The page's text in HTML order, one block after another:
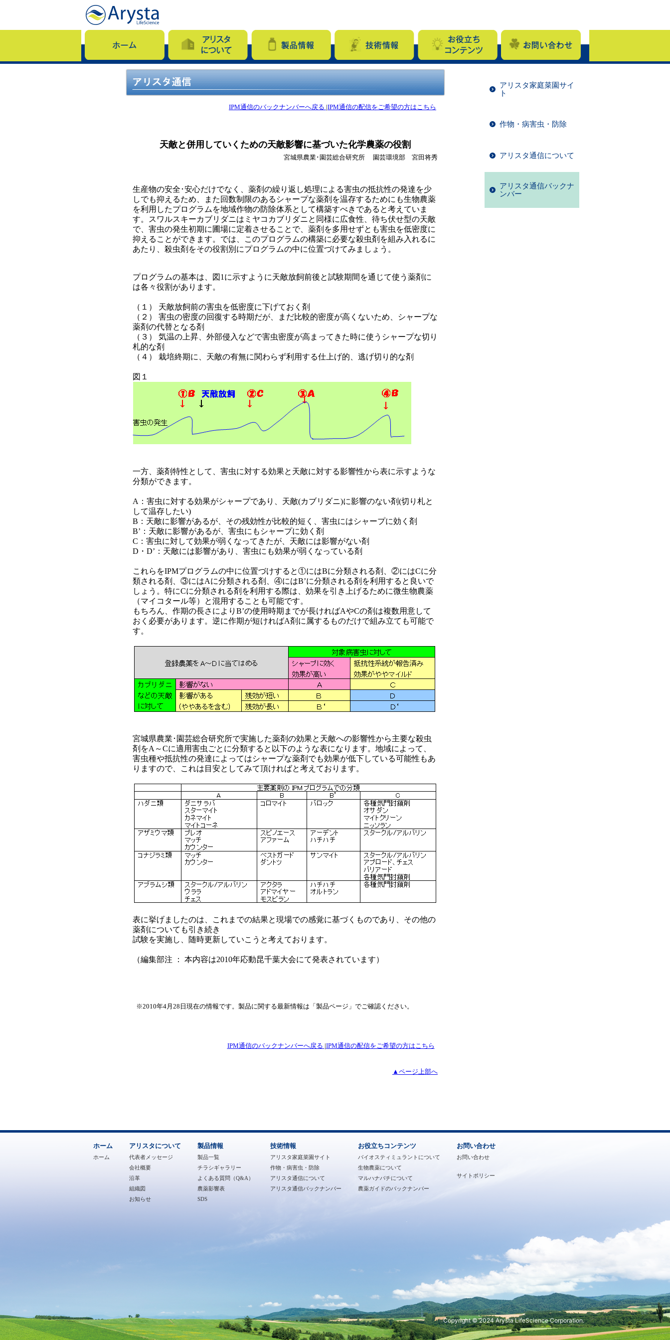
IPM通信のバックナンバーへ戻る |IPM通信の配信をご希望の方はこちら
天敵と併用していくための天敵影響に基づいた化学農薬の役割
宮城県農業･園芸総合研究所 園芸環境部 宮田将秀
生産物の安全･安心だけでなく、薬剤の繰り返し処理による害虫の抵抗性の発達を少
しでも抑えるため、また回数制限のあるシャープな薬剤を温存するためにも生物農薬
を利用したプログラムを地域作物の防除体系として構築すべきであると考えていま
す。スワルスキーカブリダニはミヤコカブリダニと同様に広食性、待ち伏せ型の天敵
で、害虫の発生初期に圃場に定着させることで、薬剤を多用せずとも害虫を低密度に
抑えることができます。では、このプログラムの構築に必要な殺虫剤を組み入れるに
あたり、殺虫剤をその役割別にプログラムの中に位置づけてみましょう。
プログラムの基本は、図1に示すように天敵放飼前後と試験期間を通じて使う薬剤に
は各々役割があります。
（１） 天敵放飼前の害虫を低密度に下げておく剤
（２） 害虫の密度の回復する時期だが、まだ比較的密度が高くないため、シャープな
薬剤の代替となる剤
（３） 気温の上昇、外部侵入などで害虫密度が高まってきた時に使うシャープな切り
札的な剤
（４） 栽培終期に、天敵の有無に関わらず利用する仕上げ的、逃げ切り的な剤
図１
一方、薬剤特性として、害虫に対する効果と天敵に対する影響性から表に示すような
分類ができます。
A：害虫に対する効果がシャープであり、天敵(カブリダニ)に影響のない剤(切り札と
して温存したい)
B：天敵に影響があるが、その残効性が比較的短く、害虫にはシャープに効く剤
B’：天敵に影響があるが、害虫にもシャープに効く剤
C：害虫に対して効果が弱くなってきたが、天敵には影響がない剤
D・D’：天敵には影響があり、害虫にも効果が弱くなっている剤
これらをIPMプログラムの中に位置づけすると①にはBに分類される剤、②にはCに分
類される剤、③にはAに分類される剤、④にはB’に分類される剤を利用すると良いで
しょう。特にCに分類される剤を利用する際は、効果を引き上げるために微生物農薬
（マイコタール等）と混用することも可能です。
もちろん、作期の長さによりB’の使用時期までが長ければAやCの剤は複数用意して
おく必要があります。逆に作期が短ければA剤に属するものだけで組み立ても可能で
す。
宮城県農業･園芸総合研究所で実施した薬剤の効果と天敵への影響性から主要な殺虫
剤をA～Cに適用害虫ごとに分類すると以下のような表になります。地域によって、
害虫種や抵抗性の発達によってはシャープな薬剤でも効果が低下している可能性もあ
りますので、これは目安としてみて頂ければと考えております。
表に挙げましたのは、これまでの結果と現場での感覚に基づくものであり、その他の
薬剤についても引き続き
試験を実施し、随時更新していこうと考えております。
（編集部注 ： 本内容は2010年応動昆千葉大会にて発表されています）
※2010年4月28日現在の情報です。製品に関する最新情報は「製品ページ」でご確認ください。
IPM通信のバックナンバーへ戻る |IPM通信の配信をご希望の方はこちら
▲ページ上部へ
アリスタ家庭菜園サイ
ト
作物・病害虫・防除
アリスタ通信について
アリスタ通信バックナ
ンバー
ホーム
ホーム
アリスタについて
代表者メッセージ
会社概要
沿革
組織図
お知らせ
製品情報
製品一覧
チラシギャラリー
よくある質問（Q&A）
農薬影響表
SDS
技術情報
アリスタ家庭菜園サイト
作物・病害虫・防除
アリスタ通信について
アリスタ通信バックナンバー
お役立ちコンテンツ
バイオスティミュラントについて
生物農薬について
マルハナバチについて
農薬ガイドのバックナンバー
お問い合わせ
お問い合わせ
サイトポリシー
Copyright © 2024 Arysta LifeScience Corporation.